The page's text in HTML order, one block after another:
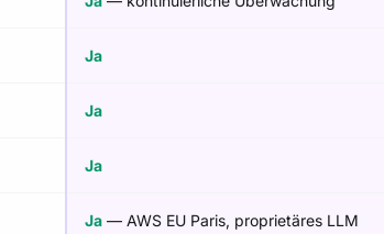
Ja
Ja
Ja
Ja — AWS EU Paris, proprietäres LLM